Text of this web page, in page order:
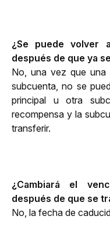
¿Se puede volver
después de que ya
No, una vez que una
subcuenta, no se
principal u otra
recompensa y la
transferir.
¿Cambiará el
después de que se
No, la fecha de